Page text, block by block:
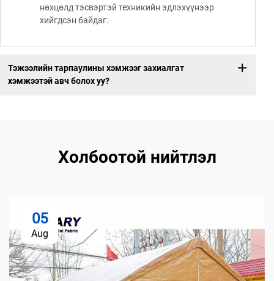
нөхцөлд тэсвэртэй техникийн эдлэхүүнээр
хийгдсэн байдаг.
Тэжээлийн тарпаулины хэмжээг захиалгат
хэмжээтэй авч болох уу?
Холбоотой нийтлэл
05
Aug